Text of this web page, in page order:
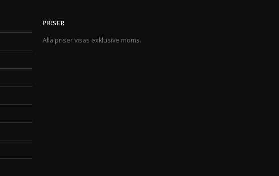
PRISER
Alla priser visas exklusive moms.